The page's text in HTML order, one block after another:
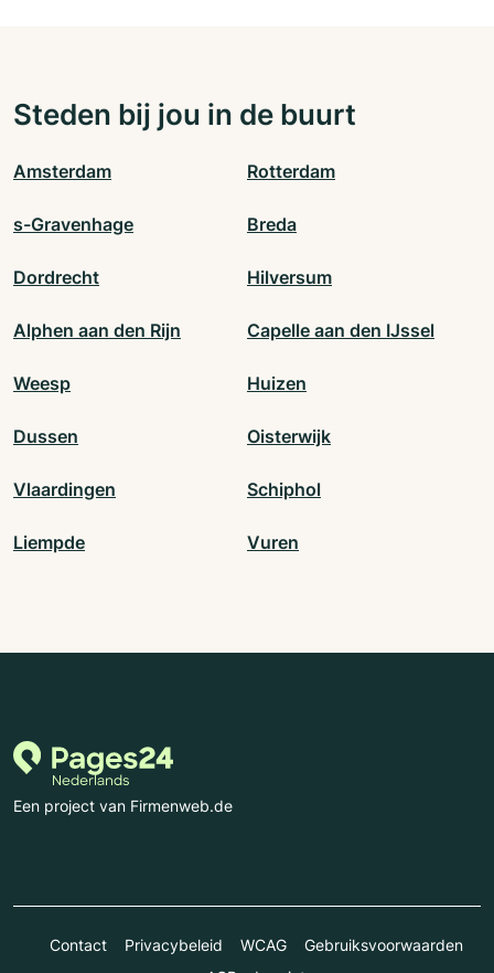
Steden bij jou in de buurt
Amsterdam Rotterdam
s-Gravenhage Breda
Dordrecht Hilversum
Alphen aan den Rijn Capelle aan den IJssel
Weesp Huizen
Dussen Oisterwijk
Vlaardingen Schiphol
Liempde Vuren
Een project van Firmenweb.de
Contact Privacybeleid WCAG
Gebruiksvoorwaarden